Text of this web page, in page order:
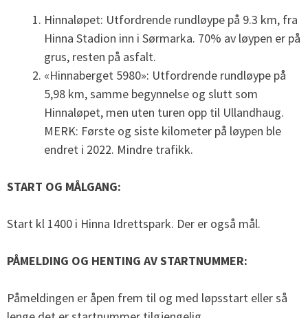
Hinnaløpet: Utfordrende rundløype på 9.3 km, fra
Hinna Stadion inn i Sørmarka. 70% av løypen er på
grus, resten på asfalt.
«Hinnaberget 5980»: Utfordrende rundløype på
5,98 km, samme begynnelse og slutt som
Hinnaløpet, men uten turen opp til Ullandhaug.
MERK: Første og siste kilometer på løypen ble
endret i 2022. Mindre trafikk.
START OG MÅLGANG:
Start kl 1400 i Hinna Idrettspark. Der er også mål.
PÅMELDING OG HENTING AV STARTNUMMER:
Påmeldingen er åpen frem til og med løpsstart eller så